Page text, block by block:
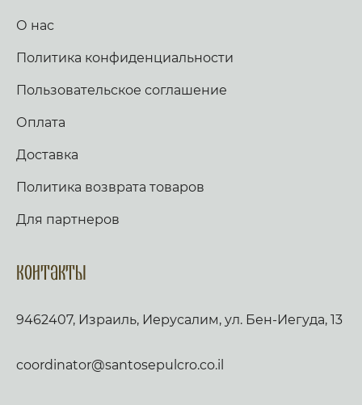
О нас
Политика конфиденциальности
Пользовательское соглашение
Оплата
Доставка
Политика возврата товаров
Для партнеров
Контакты
9462407, Израиль, Иерусалим, ул. Бен-Иегуда, 13
coordinator@santosepulcro.co.il